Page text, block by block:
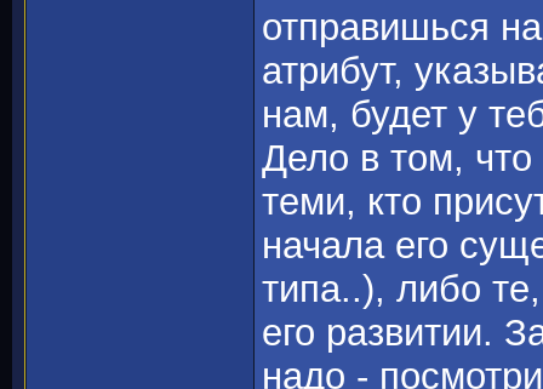
отправишься
атрибут,
нам, будет у
Дело в том,
теми, кто
начала его
типа..), либо
его развитии.
надо -